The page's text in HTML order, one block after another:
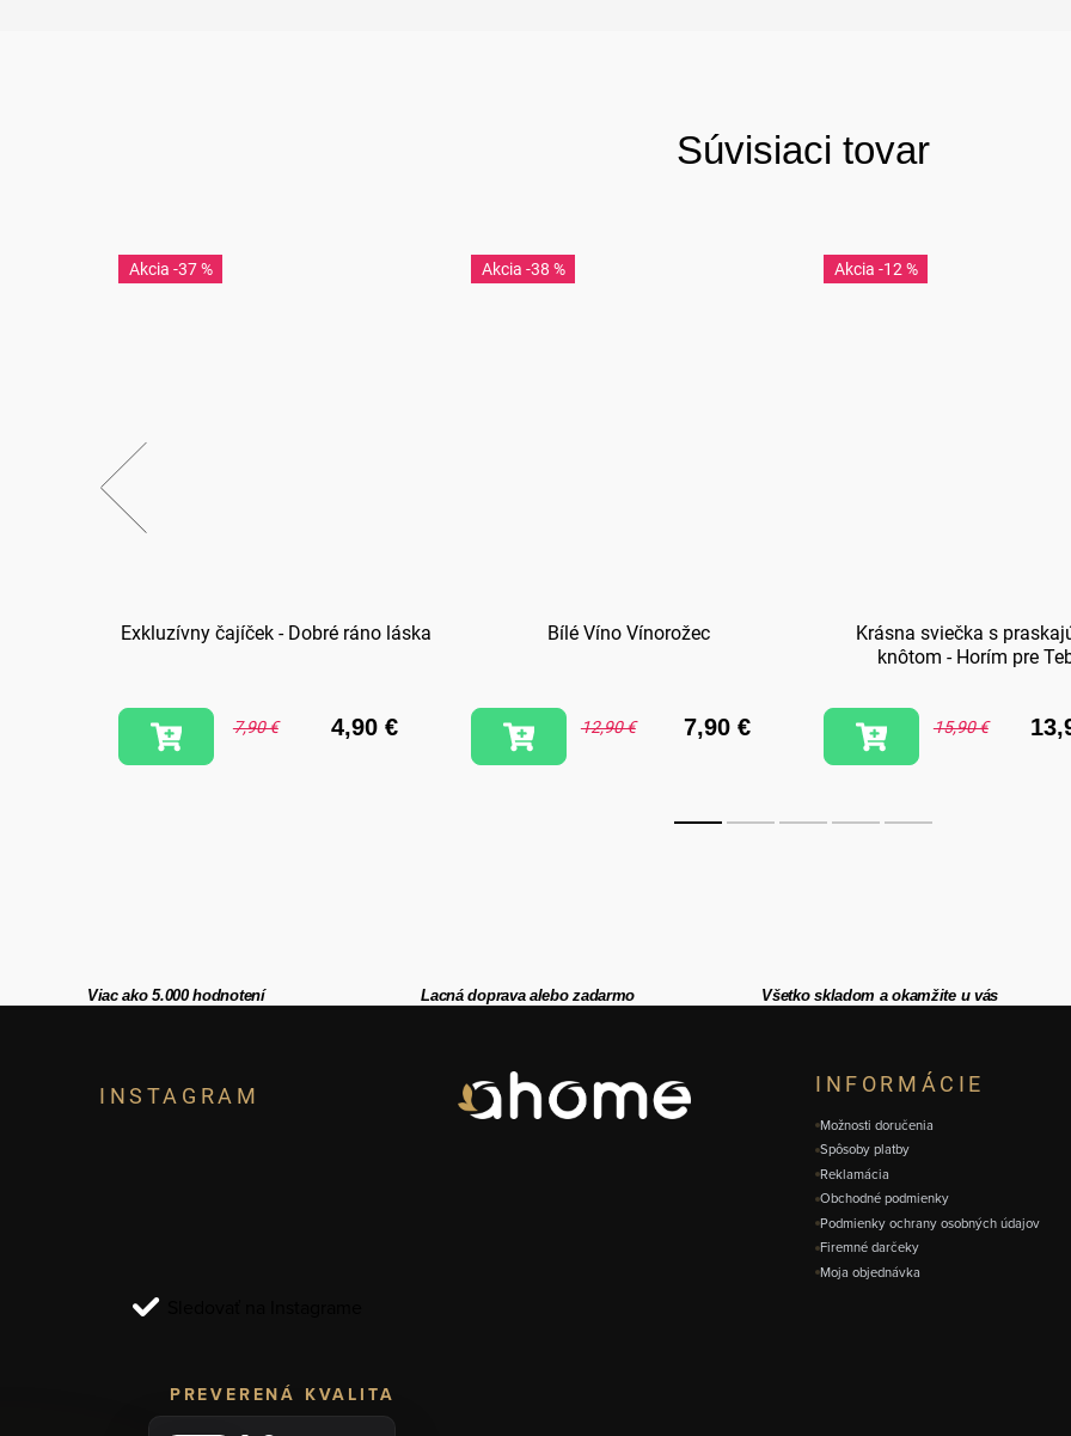
Súvisiaci tovar
-37 %
Exkluzívny čajíček - Dobré ráno láska
7,90 € 4,90 €
-38 %
Bílé Víno Vínorožec
12,90 € 7,90 €
-12 %
Krásna sviečka s
knôtom - Horím pre
15,90 €
Viac ako 5.000 hodnotení Lacná doprava alebo zadarmo Všetko skladom a okamžite u vás
INSTAGRAM INFORMÁCIE
Možnosti doručenia
Spôsoby platby
Reklamácia
Obchodné podmienky
Podmienky ochrany osobných údajov
Firemné darčeky
Moja objednávka
PREVERENÁ KVALITA